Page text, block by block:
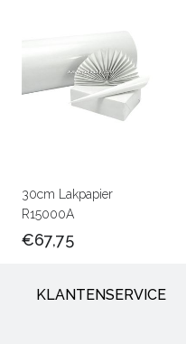
30cm Lakpapier
R15000A
€67,75
KLANTENSERVICE